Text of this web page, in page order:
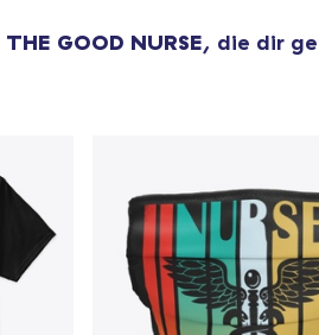
THE GOOD NURSE, die dir
24,99 $
Mug
16,99 $